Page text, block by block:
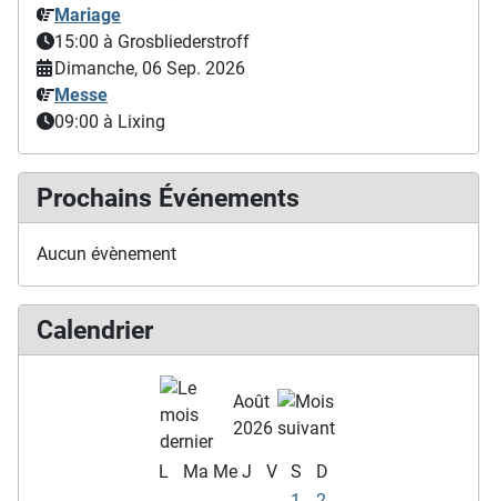
Mariage
15:00 à Grosbliederstroff
Dimanche, 06 Sep. 2026
Messe
09:00 à Lixing
Prochains Événements
Aucun évènement
Calendrier
Août
2026
L Ma Me J V S
D